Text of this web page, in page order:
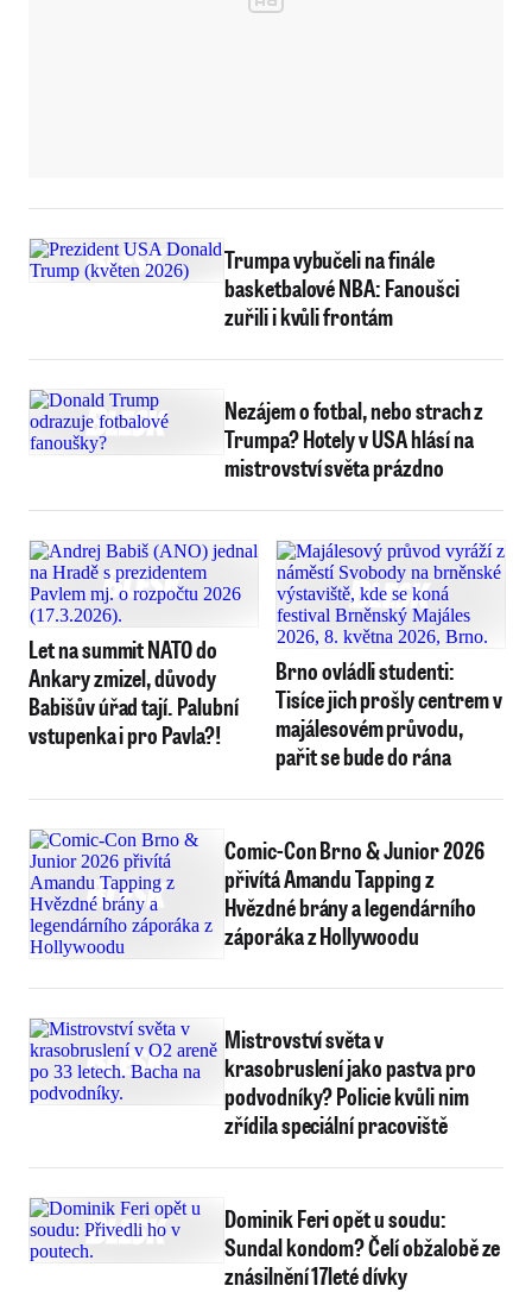
Trumpa vybučeli na finále
basketbalové NBA: Fanoušci
zuřili i kvůli frontám
Nezájem o fotbal, nebo strach z
Trumpa? Hotely v USA hlásí na
mistrovství světa prázdno
Let na summit NATO do
Ankary zmizel, důvody
Babišův úřad tají. Palubní
vstupenka i pro Pavla?!
Brno ovládli studenti:
Tisíce jich prošly centrem v
majálesovém průvodu,
pařit se bude do rána
Comic-Con Brno & Junior 2026
přivítá Amandu Tapping z
Hvězdné brány a legendárního
záporáka z Hollywoodu
Mistrovství světa v
krasobruslení jako pastva pro
podvodníky? Policie kvůli nim
zřídila speciální pracoviště
Dominik Feri opět u soudu:
Sundal kondom? Čelí obžalobě ze
znásilnění 17leté dívky